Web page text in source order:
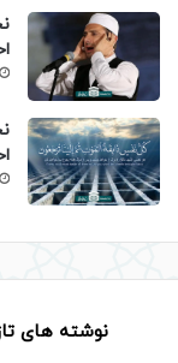
نوشته های